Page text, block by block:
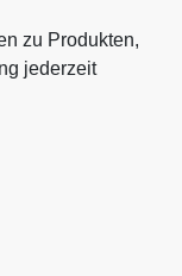
zu Produkten,
jederzeit